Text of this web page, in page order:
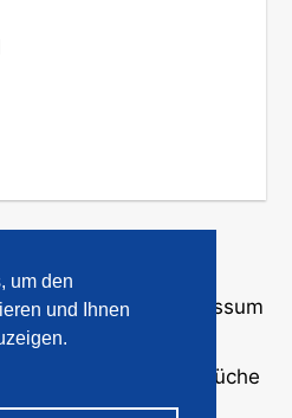
um den
und Ihnen
zum Anfang
Datenschutz Impressum
· Bilder und Sprüche
und Profile